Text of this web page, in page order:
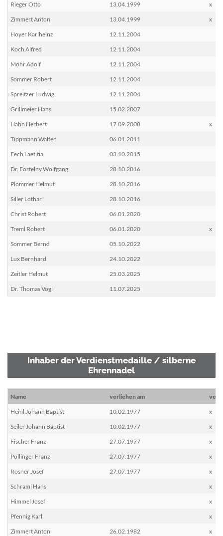
Rieger Otto
13.04.1999
x
Zimmert Anton
13.04.1999
x
Hoyer Karlheinz
12.11.2004
Koch Alfred
12.11.2004
Mohr Adolf
12.11.2004
Sommer Robert
12.11.2004
Spreitzer Ludwig
12.11.2004
Grillmeier Hans
15.02.2007
Hahn Herbert
17.09.2008
x
Tippmann Walter
06.01.2011
Fech Laetitia
03.10.2015
Dr. Fortelny Wolfgang
28.10.2016
Plommer Helmut
28.10.2016
Siller Lothar
28.10.2016
Christ Robert
06.01.2020
Treml Robert
06.01.2020
x
Sommer Bernd
05.10.2022
Lux Bernhard
24.10.2022
Zeitler Helmut
25.03.2025
Dr. Thomas Vogl
11.07.2025
Inhaber der Verdienstmedaille / silberne
Ehrennadel
Name verliehen am
Heinl Johann Baptist
10.02.1977
x
Seiler Johann Baptist
10.02.1977
x
Fischer Franz
27.07.1977
x
Pöllinger Franz
27.07.1977
x
Rosner Josef
27.07.1977
x
Schraml Hans
x
Himmel Josef
x
Pfennig Karl
x
Zimmert Anton
26.02.1982 x